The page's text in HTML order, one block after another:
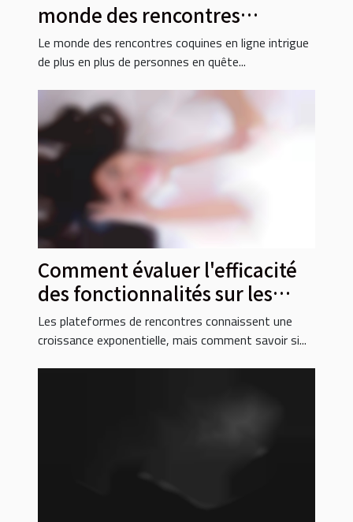
monde des rencontres
coquines en ligne ?
Le monde des rencontres coquines en ligne intrigue
de plus en plus de personnes en quête...
Comment évaluer l'efficacité
des fonctionnalités sur les
plateformes de rencontres ?
Les plateformes de rencontres connaissent une
croissance exponentielle, mais comment savoir si...